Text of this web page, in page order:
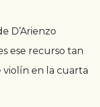
D’Arienzo
ese recurso tan
violín en la cuarta